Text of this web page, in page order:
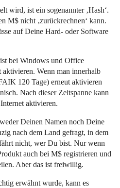
wird, ist ein sogenannter ‚Hash‘.
M$ nicht ‚zurückrechnen‘ kann.
auf Deine Hard- oder Software
bei Windows und Office
Wenn man innerhalb
120 Tage) erneut aktivieren
Nach dieser Zeitspanne kann
aktivieren.
Deinen Namen noch Deine
nach dem Land gefragt, in dem
nicht, wer Du bist. Nur wenn
auch bei M$ registrieren und
Aber das ist freiwillig.
erwähnt wurde, kann es